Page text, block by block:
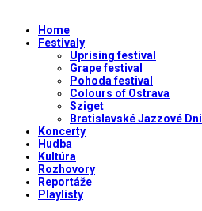
Home
Festivaly
Uprising festival
Grape festival
Pohoda festival
Colours of Ostrava
Sziget
Bratislavské Jazzové Dni
Koncerty
Hudba
Kultúra
Rozhovory
Reportáže
Playlisty